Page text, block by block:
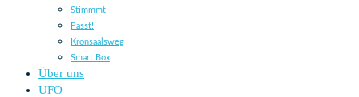
Stimmmt
Passt!
Kronsaalsweg
Smart.Box
Über uns
UFO